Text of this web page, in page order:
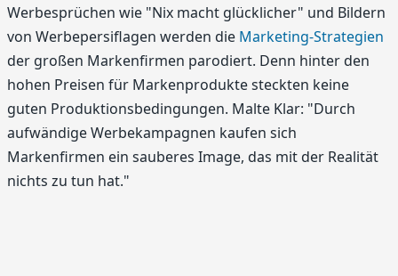
Werbesprüchen wie "Nix macht glücklicher" und Bildern
von Werbepersiflagen werden die Marketing-Strategien
der großen Markenfirmen parodiert. Denn hinter den
hohen Preisen für Markenprodukte steckten keine
guten Produktionsbedingungen. Malte Klar: "Durch
aufwändige Werbekampagnen kaufen sich
Markenfirmen ein sauberes Image, das mit der Realität
nichts zu tun hat."